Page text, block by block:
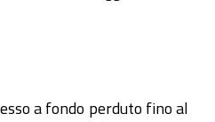
a fondo perduto fino al